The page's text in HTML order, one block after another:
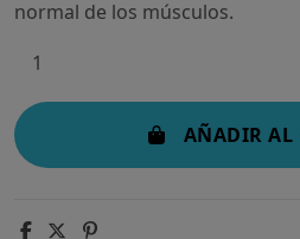
normal de los músculos.
AÑADIR AL